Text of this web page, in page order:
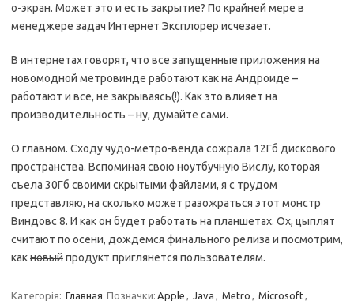
о-экран. Может это и есть закрытие? По крайней мере в
менеджере задач Интернет Эксплорер исчезает.
В интернетах говорят, что все запущенные приложения на
новомодной метровинде работают как на Андроиде –
работают и все, не закрываясь(!). Как это влияет на
производительность – ну, думайте сами.
О главном. Сходу чудо-метро-венда сожрала 12Гб дискового
пространства. Вспоминая свою ноутбучную Вислу, которая
съела 30Гб своими скрытыми файлами, я с трудом
представляю, на сколько может разожраться этот монстр
Виндовс 8. И как он будет работать на планшетах. Ох, цыплят
считают по осени, дождемся финального релиза и посмотрим,
какновыйпродукт приглянется пользователям.
Категорія: Главная Позначки: Apple , Java , Metro , Microsoft,